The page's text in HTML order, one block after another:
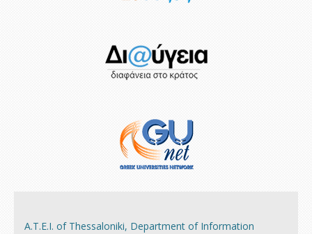
A.Τ.Ε.Ι. of Thessaloniki, Department of Information